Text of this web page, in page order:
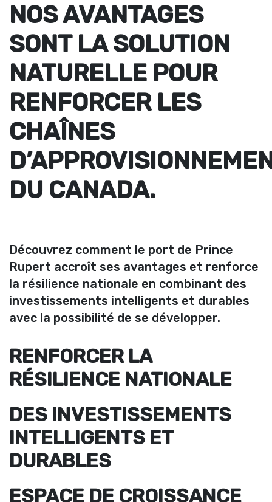
NOS AVANTAGES
SONT LA SOLUTION
NATURELLE POUR
RENFORCER LES
CHAÎNES
DU CANADA.
Découvrez comment le port de Prince
Rupert accroît ses avantages et renforce
la résilience nationale en combinant des
investissements intelligents et durables
avec la possibilité de se développer.
RENFORCER LA
RÉSILIENCE NATIONALE
DES INVESTISSEMENTS
INTELLIGENTS ET
DURABLES
ESPACE DE CROISSANCE